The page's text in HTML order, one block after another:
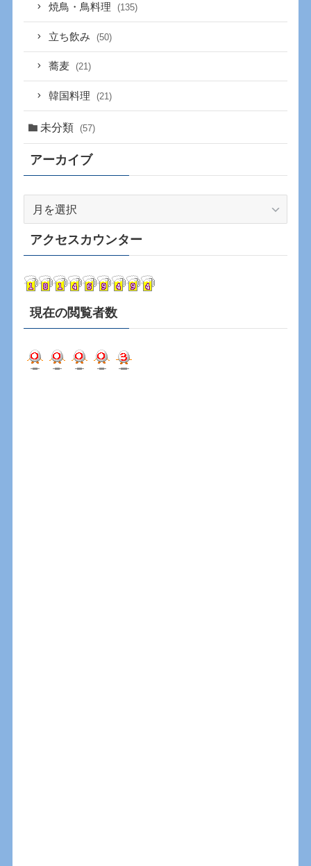
焼鳥・鳥料理 (135)
立ち飲み (50)
蕎麦 (21)
韓国料理 (21)
未分類 (57)
アーカイブ
カ
イ
アクセスカウンター
現在の閲覧者数